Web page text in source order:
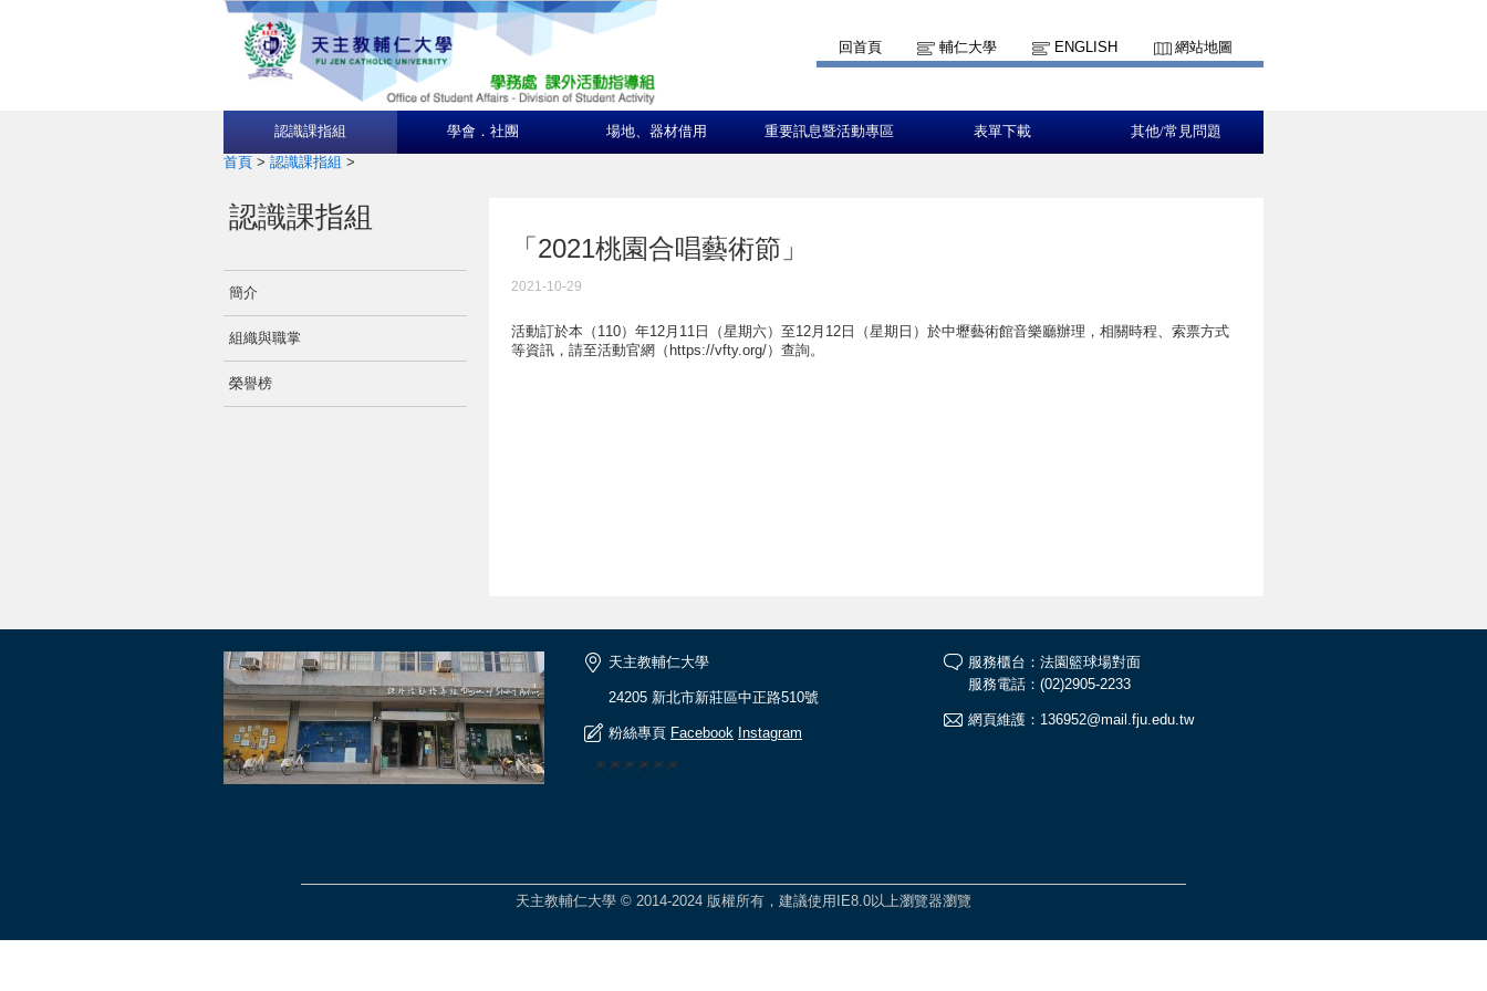
回首頁 輔仁大學 ENGLISH 網站地圖
認識課指組 學會．社團 場地、器材借用 重要訊息暨活動專區 表單下載 其他/常見問題
首頁 > 認識課指組 >
認識課指組
簡介
組織與職掌
榮譽榜
「2021桃園合唱藝術節」
2021-10-29
活動訂於本（110）年12月11日（星期六）至12月12日（星期日）於中壢藝術館音樂廳辦理，相關時程、索票方式
等資訊，請至活動官網（https://vfty.org/）查詢。
天主教輔仁大學
24205 新北市新莊區中正路510號
粉絲專頁 Facebook Instagram
🎆🎆🎆🎆🎆🎆
服務櫃台：法園籃球場對面
服務電話：(02)2905-2233
網頁維護：136952@mail.fju.edu.tw
天主教輔仁大學 © 2014-2024 版權所有，建議使用IE8.0以上瀏覽器瀏覽